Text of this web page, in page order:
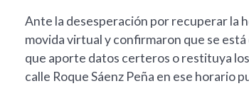
Ante la desesperación por recuperar la
movida virtual y confirmaron que se
que aporte datos certeros o restituya
calle Roque Sáenz Peña en ese horario